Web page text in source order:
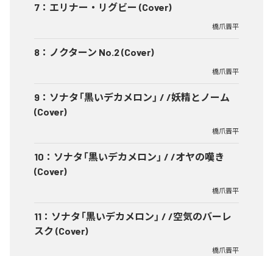
7 ： エリナー・リグビー (Cover)
橋爪晋平
8 ： ノクターン No.2 (Cover)
橋爪晋平
9 ： ソナタ「黒いデカメロン」 / /妖精とノーム
(Cover)
橋爪晋平
10 ： ソナタ「黒いデカメロン」 / /オヤの嘆き
(Cover)
橋爪晋平
11 ： ソナタ「黒いデカメロン」 / /空気のバーレ
スク (Cover)
橋爪晋平